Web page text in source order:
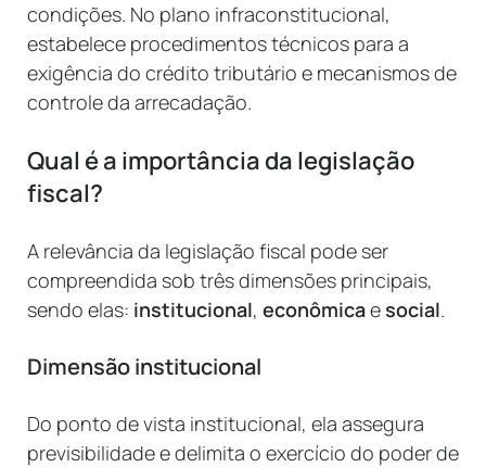
condições. No plano infraconstitucional,
estabelece procedimentos técnicos para a
exigência do crédito tributário e mecanismos de
controle da arrecadação.
Qual é a importância da legislação
fiscal?
A relevância da legislação fiscal pode ser
compreendida sob três dimensões principais,
sendo elas: institucional, econômicaesocial.
Dimensão institucional
Do ponto de vista institucional, ela assegura
previsibilidade e delimita o exercício do poder de